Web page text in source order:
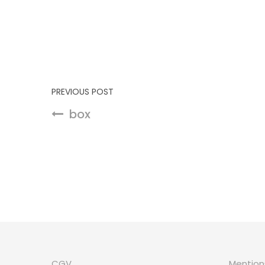
Navigation de l’article
PREVIOUS POST
box